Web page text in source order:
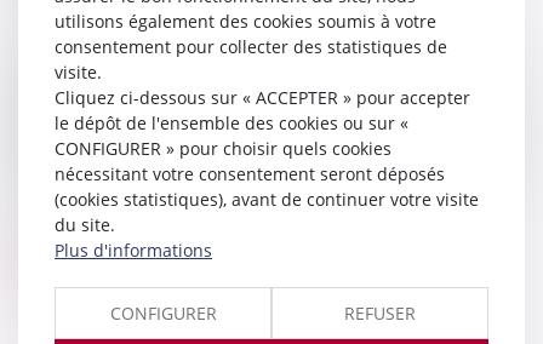
Pour plus de renseignements : https://cip91.fr
L’ordre des avocat de l’Essonne est également partenaire de la
chambre des métiers et de l’artisanat depuis plus de 10 ans, et
assure à ce titre une permanence généraliste sur les questions
quotidiennes des entreprises de l’Essonne, qui a lieu le lundi après-
Pour plus de renseignements :
essonne.fr/fr/presse-et-communication/actualites.html?
utilisons également des cookies soumis à votre
consentement pour collecter des statistiques de
visite.
Cliquez ci-dessous sur « ACCEPTER » pour accepter
le dépôt de l'ensemble des cookies ou sur «
CONFIGURER » pour choisir quels cookies
nécessitant votre consentement seront déposés
(cookies statistiques), avant de continuer votre visite
du site.
Plus d'informations
CONFIGURER REFUSER